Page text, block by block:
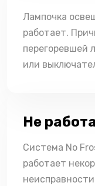
Лампочка
работает.
перегоревшей
или
Не
Система No
работает